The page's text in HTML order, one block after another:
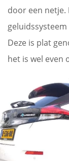
door een netje.
Deze is plat
het is wel even